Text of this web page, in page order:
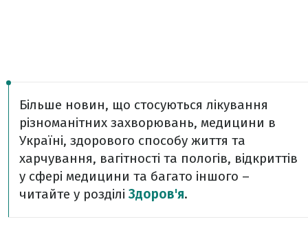
Більше новин, що стосуються лікування
різноманітних захворювань, медицини в
Україні, здорового способу життя та
харчування, вагітності та пологів, відкриттів
у сфері медицини та багато іншого –
читайте у розділі Здоров'я.